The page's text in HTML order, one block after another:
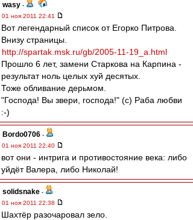
wasy -
01 ноя 2011 22:41
Вот легендарный список от Егорко Питрова.
Внизу страницы.
http://spartak.msk.ru/gb/2005-11-19_a.html
Прошло 6 лет, замени Старкова на Карпина -
результат ноль целых хуй десятых.
Тоже обливание дерьмом.
"Господа! Вы звери, господа!" (с) Раба любви
:-)
Bordo0706 -
01 ноя 2011 22:40
вот они - интрига и противостояние века: либо
уйдёт Валера, либо Николай!
solidsnake -
01 ноя 2011 22:38
Шахтёр разочаровал зело.